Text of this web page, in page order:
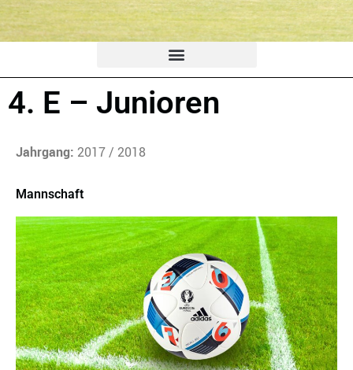
4. E – Junioren
Jahrgang: 2017 / 2018
Mannschaft